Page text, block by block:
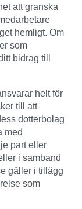
att granska
hemligt. Om
som
bidrag till
helt för
till att
dotterbolag
med
part eller
i samband
gäller i tillägg
som